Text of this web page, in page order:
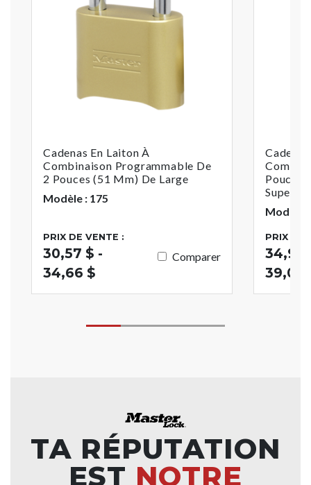
Cadenas En Laiton À
Combinaison Programmable De
2 Pouces (51 Mm) De Large
Modèle : 175
PRIX DE VENTE :
30,57 $ -
34,66 $
Comparer
Pouces
Modèle
PRIX DE
34,93
39,01
TA RÉPUTATION
EST NOTRE